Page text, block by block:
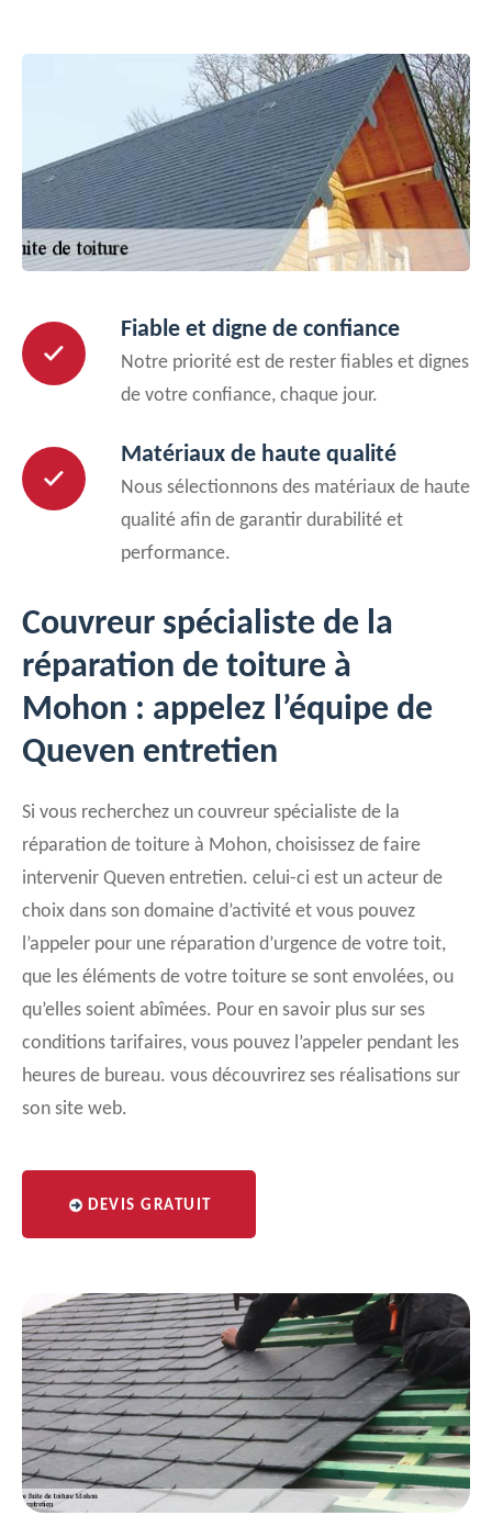
Fiable et digne de confiance
Notre priorité est de rester fiables et dignes
de votre confiance, chaque jour.
Matériaux de haute qualité
Nous sélectionnons des matériaux de haute
qualité afin de garantir durabilité et
performance.
Couvreur spécialiste de la
réparation de toiture à
Mohon : appelez l’équipe de
Queven entretien
Si vous recherchez un couvreur spécialiste de la
réparation de toiture à Mohon, choisissez de faire
intervenir Queven entretien. celui-ci est un acteur de
choix dans son domaine d’activité et vous pouvez
l’appeler pour une réparation d’urgence de votre toit,
que les éléments de votre toiture se sont envolées, ou
qu’elles soient abîmées. Pour en savoir plus sur ses
conditions tarifaires, vous pouvez l’appeler pendant les
heures de bureau. vous découvrirez ses réalisations sur
son site web.
DEVIS GRATUIT